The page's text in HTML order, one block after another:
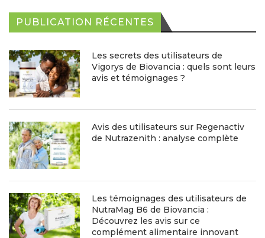
PUBLICATION RÉCENTES
Les secrets des utilisateurs de
Vigorys de Biovancia : quels sont leurs
avis et témoignages ?
Avis des utilisateurs sur Regenactiv
de Nutrazenith : analyse complète
Les témoignages des utilisateurs de
NutraMag B6 de Biovancia :
Découvrez les avis sur ce
complément alimentaire innovant